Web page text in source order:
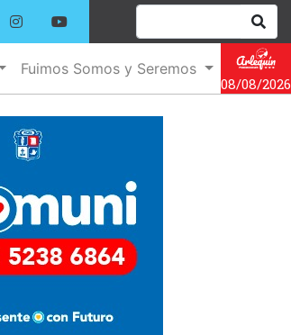
Fuimos Somos y Seremos
08/08/2026